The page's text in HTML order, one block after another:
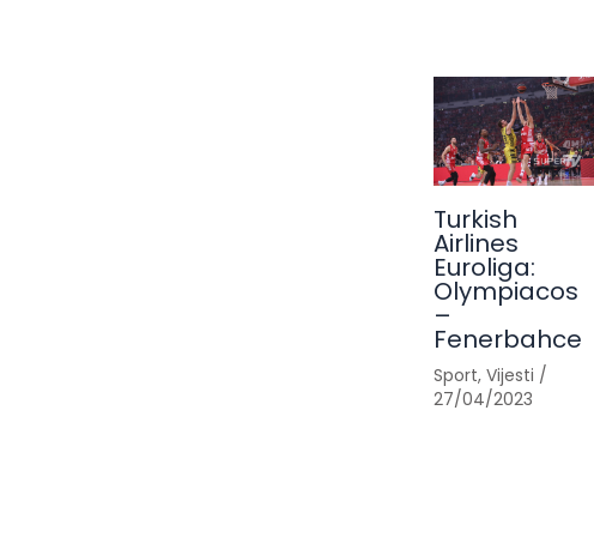
Turkish
Airlines
Euroliga:
Olympiacos
–
Fenerbahce
Sport, Vijesti /
27/04/2023